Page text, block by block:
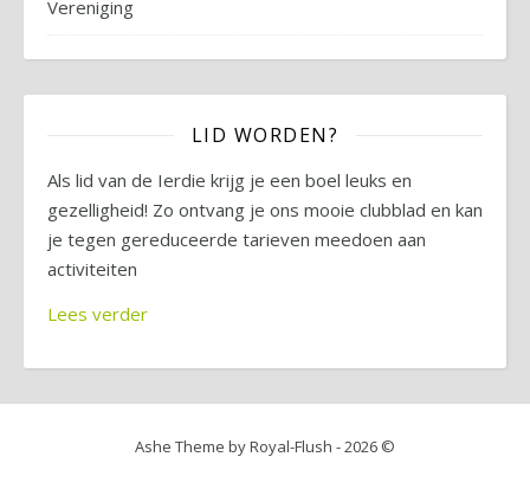
Vereniging
LID WORDEN?
Als lid van de Ierdie krijg je een boel leuks en
gezelligheid! Zo ontvang je ons mooie clubblad en kan
je tegen gereduceerde tarieven meedoen aan
activiteiten
Lees verder
Ashe Theme by Royal-Flush - 2026 ©